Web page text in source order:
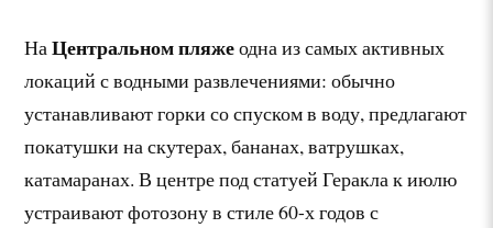
НаЦентральном пляжеодна из самых активных
локаций с водными развлечениями: обычно
устанавливают горки со спуском в воду, предлагают
покатушки на скутерах, бананах, ватрушках,
катамаранах. В центре под статуей Геракла к июлю
устраивают фотозону в стиле 60-х годов с